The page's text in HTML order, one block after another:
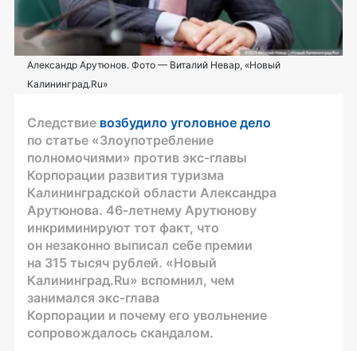
Александр Арутюнов. Фото — Виталий Невар, «Новый
Калининград.Ru»
Следствие возбудило уголовное дело
по статье «Злоупотребление
полномочиями» против экс-главы
Корпорации развития туризма
Калининградской области Александра
Арутюнова. 46-летнему Арутюнову
инкриминируют тот факт, что
он незаконно выписал себе премии
на 315 тысяч рублей. «Новый
Калининград.Ru» вспомнил, чем
занимался экс-глава
Корпорации и почему его увольнение
сопровождалось скандалом.